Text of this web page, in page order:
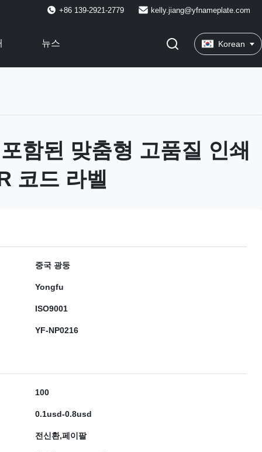
+86 139-2921-2779 kelly.jiang@yfnameplate.com
뉴스 Korean
함된 맞춤형 고품질 인쇄
코드 라벨
중국 광둥
Yongfu
ISO9001
YF-NP0216
100
0.1usd-0.8usd
전신환,페이팔